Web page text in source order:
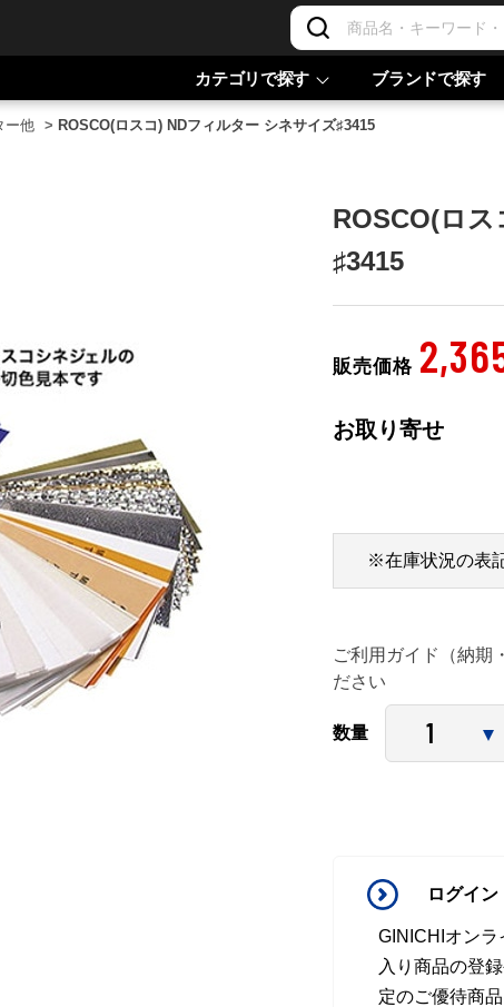
カテゴリで探す ブランドで探す
ー他 > ROSCO(ロスコ) NDフィルター シネサイズ♯3415
ROSCO(ロ
♯3415
販売価格
お取り寄せ
ご利用ガイド（納期
ださい
※在庫状況の表
数量
ログイ
GINICHIオン
入り商品の登
定のご優待商